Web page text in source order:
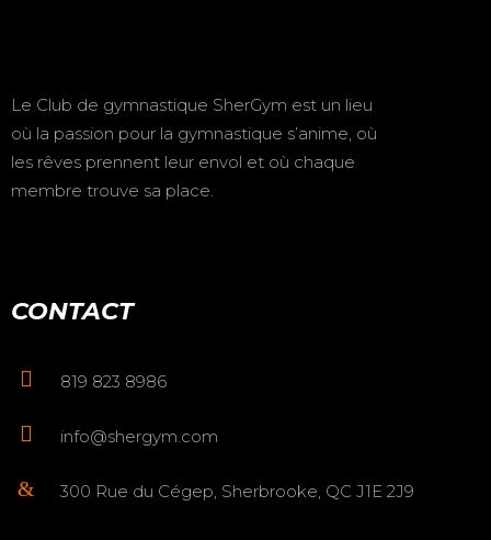
Le Club de gymnastique SherGym est un lieu
où la passion pour la gymnastique s’anime, où
les rêves prennent leur envol et où chaque
membre trouve sa place.
CONTACT
819 823 8986
info@shergym.com
300 Rue du Cégep, Sherbrooke, QC J1E 2J9